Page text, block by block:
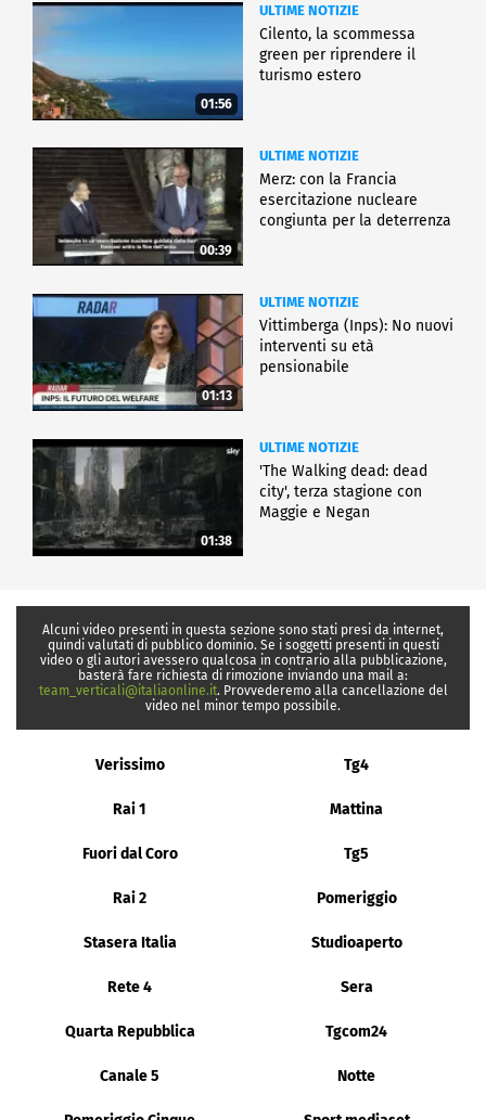
01:56
ULTIME NOTIZIE
Cilento, la scommessa
green per riprendere il
turismo estero
00:39
ULTIME NOTIZIE
Merz: con la Francia
esercitazione nucleare
congiunta per la deterrenza
01:13
ULTIME NOTIZIE
Vittimberga (Inps): No nuovi
interventi su età
pensionabile
01:38
ULTIME NOTIZIE
'The Walking dead: dead
city', terza stagione con
Maggie e Negan
Alcuni video presenti in questa sezione sono stati presi da internet,
quindi valutati di pubblico dominio. Se i soggetti presenti in questi
video o gli autori avessero qualcosa in contrario alla pubblicazione,
basterà fare richiesta di rimozione inviando una mail a:
team_verticali@italiaonline.it. Provvederemo alla cancellazione del
video nel minor tempo possibile.
Verissimo Tg4
Rai 1 Mattina
Fuori dal Coro Tg5
Rai 2 Pomeriggio
Stasera Italia Studioaperto
Rete 4 Sera
Quarta Repubblica Tgcom24
Canale 5 Notte